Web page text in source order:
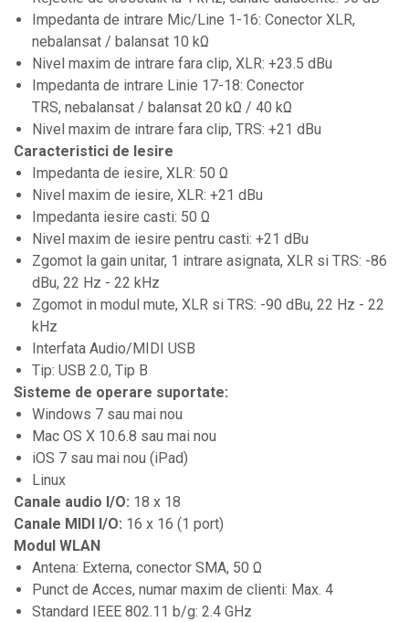
Instrumente de suflat
Instrumente si jucarii pentru copii
Instrumente traditionale
Tobe
DJ
Accesorii DJ
Accesorii Pick-up si Vinyl
Case-uri DJ
CD Playere DJ
Console DJ
Controllere MIDI - USB DAW
Genti pentru DJ
Mixere DJ
Platane DJ
Samplere si controllere
Stative si pupitre DJ
Cabluri si conectori
Cabluri adaptoare, cabluri Y
Cabluri audio
Cabluri de boxe
Cabluri de instrumente
Cabluri de microfon
Impedanta de intrare Mic/Line 1-16: Conector XLR,
nebalansat / balansat 10 kΩ
Nivel maxim de intrare fara clip, XLR: +23.5 dBu
Impedanta de intrare Linie 17-18: Conector
TRS, nebalansat / balansat 20 kΩ / 40 kΩ
Nivel maxim de intrare fara clip, TRS: +21 dBu
Caracteristici de Iesire
Impedanta de iesire, XLR: 50 Ω
Nivel maxim de iesire, XLR: +21 dBu
Impedanta iesire casti: 50 Ω
Nivel maxim de iesire pentru casti: +21 dBu
Zgomot la gain unitar, 1 intrare asignata, XLR si TRS: -86
dBu, 22 Hz - 22 kHz
Zgomot in modul mute, XLR si TRS: -90 dBu, 22 Hz - 22
kHz
Interfata Audio/MIDI USB
Tip: USB 2.0, Tip B
Sisteme de operare suportate:
Windows 7 sau mai nou
Mac OS X 10.6.8 sau mai nou
iOS 7 sau mai nou (iPad)
Linux
Canale audio I/O: 18 x 18
Canale MIDI I/O: 16 x 16 (1 port)
Modul WLAN
Antena: Externa, conector SMA, 50 Ω
Punct de Acces, numar maxim de clienti: Max. 4
Standard IEEE 802.11 b/g: 2.4 GHz